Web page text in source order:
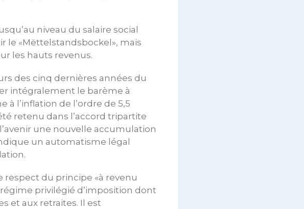
niveau du salaire social
le «Mëttelstandsbockel», mais
les hauts revenus.
des cinq dernières années du
intégralement le barème à
à l’inflation de l’ordre de 5,5
retenu dans l’accord tripartite
une nouvelle accumulation
un automatisme légal
respect du principe «à revenu
privilégié d’imposition dont
et aux retraites. Il est